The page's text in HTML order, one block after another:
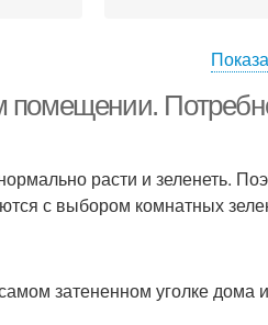
растения
помещении.
расти и зеленеть.
с выбором комнатных
затененном уголке дома